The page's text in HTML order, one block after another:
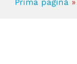
Prima pagină »